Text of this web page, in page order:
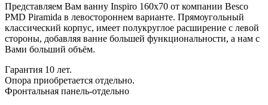
Представляем Вам ванну Inspiro 160х70 от компании Besco
PMD Piramida в левостороннем варианте. Прямоугольный
классический корпус, имеет полукруглое расширение с левой
стороны, добавляя ванне большей функциональности, а нам с
Вами больший объём.
Гарантия 10 лет.
Опора приобретается отдельно.
Фронтальная панель-отдельно